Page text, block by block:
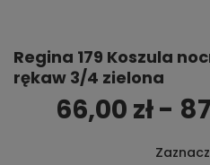
Regina 179 Koszula
rękaw 3/4 zielona
66,00 zł -